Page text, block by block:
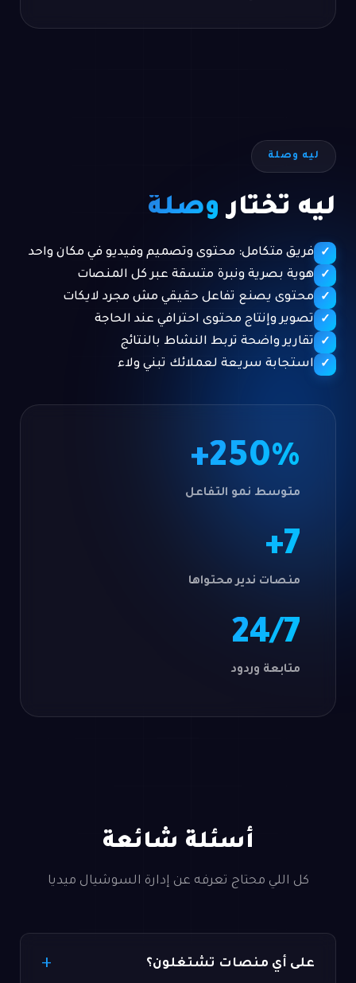
ليه وصلة
ليه تختار وصلة
✓ فريق متكامل: محتوى وتصميم وفيديو في مكان واحد
✓ هوية بصرية ونبرة متسقة عبر كل المنصات
✓ محتوى يصنع تفاعل حقيقي مش مجرد لايكات
✓ تصوير وإنتاج محتوى احترافي عند الحاجة
✓ تقارير واضحة تربط النشاط بالنتائج
✓ استجابة سريعة لعملائك تبني ولاء
250%+
متوسط نمو التفاعل
7+
منصات ندير محتواها
24/7
متابعة وردود
أسئلة شائعة
كل اللي محتاج تعرفه عن إدارة السوشيال ميديا
على أي منصات تشتغلون؟